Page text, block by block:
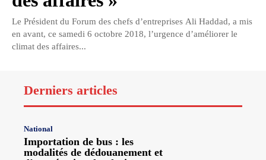
Le Président du Forum des chefs d’entreprises Ali Haddad, a mis
en avant, ce samedi 6 octobre 2018, l’urgence d’améliorer le
climat des affaires...
Derniers articles
National
Importation de bus : les
modalités de dédouanement et